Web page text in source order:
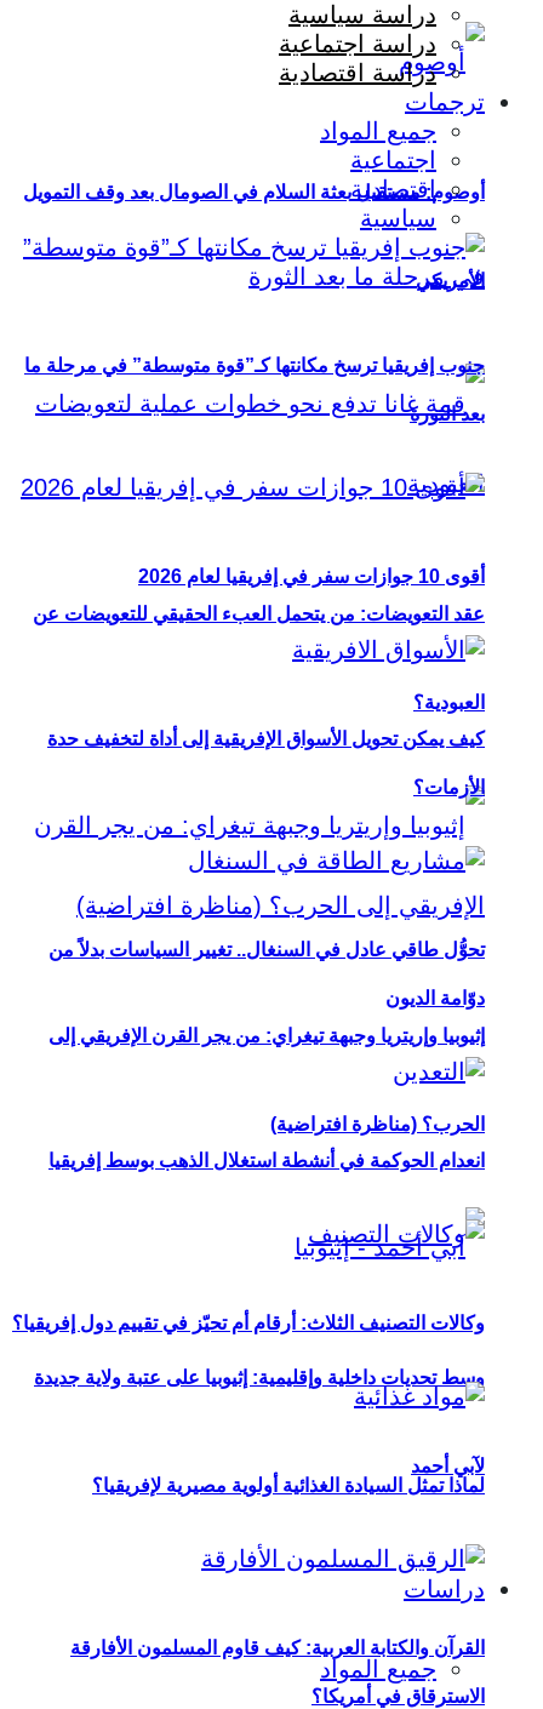
أوصوم: مستقبل بعثة السلام في الصومال بعد وقف التمويل
الأمريكي
عقد التعويضات: من يتحمل العبء الحقيقي للتعويضات عن
العبودية؟
إثيوبيا وإريتريا وجبهة تيغراي: من يجر القرن الإفريقي إلى
الحرب؟ (مناظرة افتراضية)
وسط تحديات داخلية وإقليمية: إثيوبيا على عتبة ولاية جديدة
لآبي أحمد
دراسات
جميع المواد
دراسة سياسية
دراسة اجتماعية
دراسة اقتصادية
ترجمات
جميع المواد
اجتماعية
اقتصادية
سياسية
جنوب إفريقيا ترسخ مكانتها كـ”قوة متوسطة” في مرحلة ما
بعد الثورة
أقوى 10 جوازات سفر في إفريقيا لعام 2026
كيف يمكن تحويل الأسواق الإفريقية إلى أداة لتخفيف حدة
الأزمات؟
تحوُّل طاقي عادل في السنغال.. تغيير السياسات بدلاً من
دوّامة الديون
انعدام الحوكمة في أنشطة استغلال الذهب بوسط إفريقيا
وكالات التصنيف الثلاث: أرقام أم تحيّز في تقييم دول إفريقيا؟
لماذا تمثل السيادة الغذائية أولوية مصيرية لإفريقيا؟
القرآن والكتابة العربية: كيف قاوم المسلمون الأفارقة
الاسترقاق في أمريكا؟